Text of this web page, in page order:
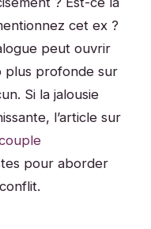
cet ex ?
peut ouvrir
plus profonde sur
Si la jalousie
l’article sur
pour aborder